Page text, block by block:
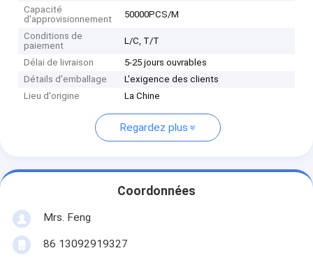
Capacité
d'approvisionnement
50000PCS/M
Conditions de
paiement
L/C, T/T
Délai de livraison
5-25 jours ouvrables
Détails d'emballage
L'exigence des clients
Lieu d'origine
La Chine
Regardez plus
Coordonnées
Mrs. Feng
86 13092919327